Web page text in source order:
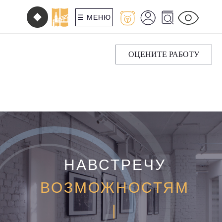
☰ МЕНЮ
ОЦЕНИТЕ РАБОТУ
НАВСТРЕЧУБ|